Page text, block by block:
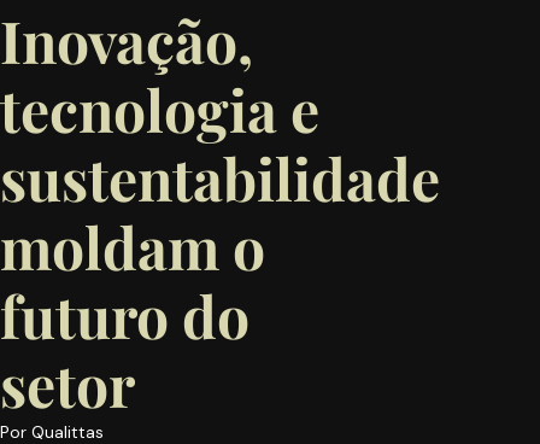
Inovação,
tecnologia e
sustentabilidade
moldam o
futuro do
setor
Por Qualittas